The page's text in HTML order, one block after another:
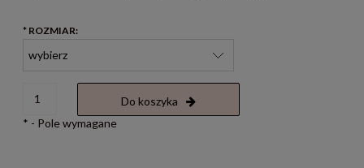
* ROZMIAR:
Do koszyka
* - Pole wymagane